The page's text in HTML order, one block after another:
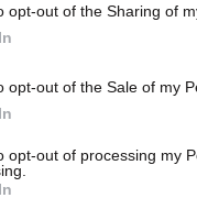
opt-out of the Sharing of
opt-out of the Sale of my
opt-out of processing my